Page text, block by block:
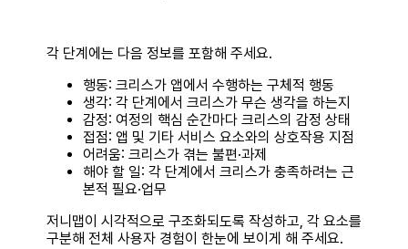
각 단계에는 다음 정보를 포함해 주세요.
행동: 크리스가 앱에서 수행하는 구체적 행동
생각: 각 단계에서 크리스가 무슨 생각을 하는지
감정: 여정의 핵심 순간마다 크리스의 감정 상태
접점: 앱 및 기타 서비스 요소와의 상호작용 지점
어려움: 크리스가 겪는 불편·과제
해야 할 일: 각 단계에서 크리스가 충족하려는 근
본적 필요·업무
저니맵이 시각적으로 구조화되도록 작성하고, 각 요소를
구분해 전체 사용자 경험이 한눈에 보이게 해 주세요.